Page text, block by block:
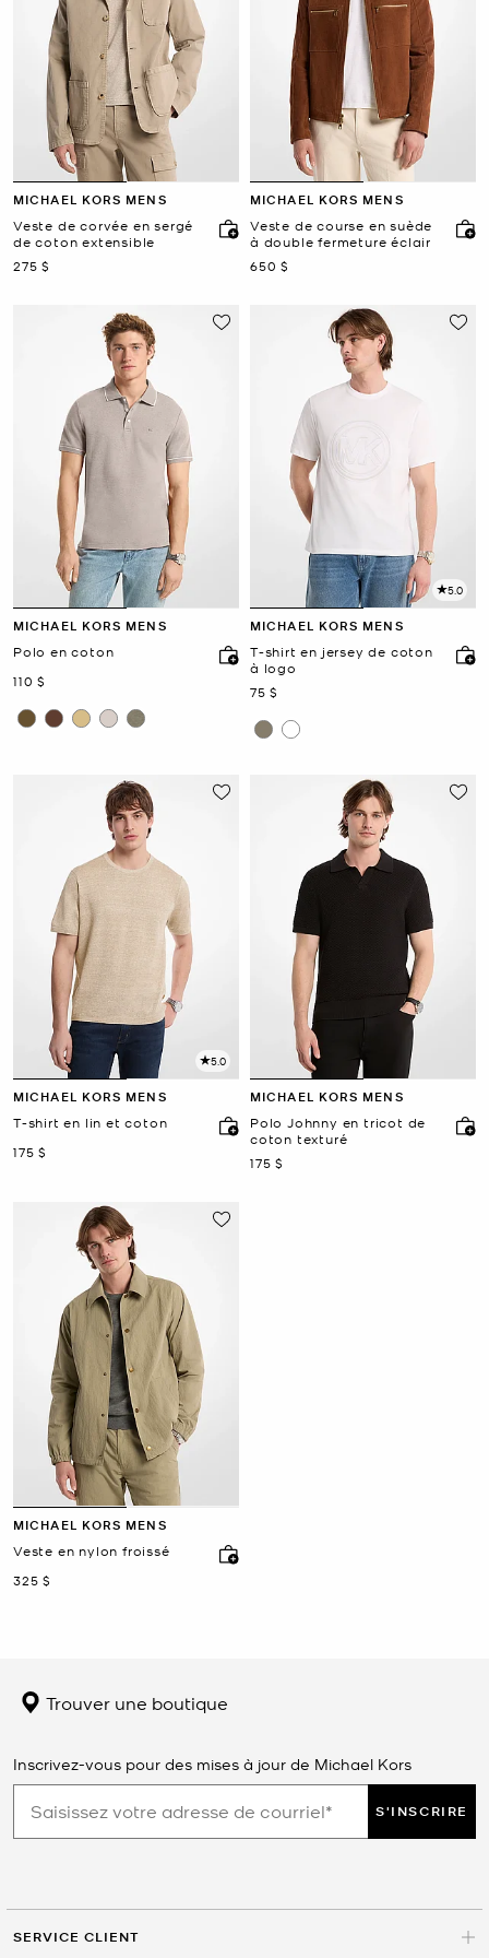
MICHAEL KORS MENS
Veste de corvée en sergé
de coton extensible
maintenant
275 $
MICHAEL KORS MENS
Veste de course en suède
à double fermeture éclair
maintenant
650 $
MICHAEL KORS MENS
Polo en coton
maintenant
110 $
5.0
MICHAEL KORS MENS
T-shirt en jersey de coton
à logo
maintenant
75 $
5.0
MICHAEL KORS MENS
T-shirt en lin et coton
maintenant
175 $
MICHAEL KORS MENS
Polo Johnny en tricot de
coton texturé
maintenant
175 $
MICHAEL KORS MENS
Veste en nylon froissé
maintenant
325 $
Trouver une boutique
Inscrivez-vous pour des mises à jour de Michael Kors
S'INSCRIRE
SERVICE CLIENT